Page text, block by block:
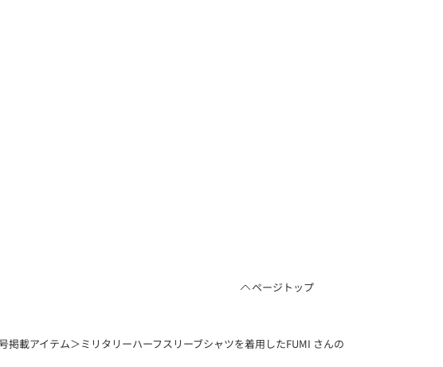
ページトップ
掲載アイテム＞ミリタリーハーフスリーブシャツを着用したFUMI さんのコーディネート（